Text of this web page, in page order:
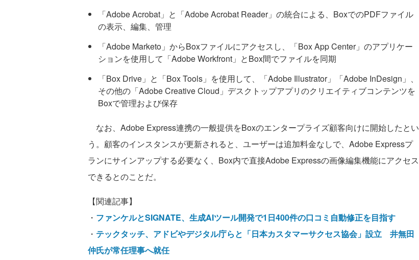
「Adobe Acrobat」と「Adobe Acrobat Reader」の統合による、BoxでのPDFファイル
の表示、編集、管理
「Adobe Marketo」からBoxファイルにアクセスし、「Box App Center」のアプリケー
ションを使用して「Adobe Workfront」とBox間でファイルを同期
「Box Drive」と「Box Tools」を使用して、「Adobe Illustrator」「Adobe InDesign」、
その他の「Adobe Creative Cloud」デスクトップアプリのクリエイティブコンテンツを
Boxで管理および保存
なお、Adobe Express連携の一般提供をBoxのエンタープライズ顧客向けに開始したとい
う。顧客のインスタンスが更新されると、ユーザーは追加料金なしで、Adobe Expressプ
ランにサインアップする必要なく、Box内で直接Adobe Expressの画像編集機能にアクセス
できるとのことだ。
【関連記事】
・ ファンケルとSIGNATE、生成AIツール開発で1日400件の口コミ自動修正を目指す
・ テックタッチ、アドビやデジタル庁らと「日本カスタマーサクセス協会」設立 井無田
仲氏が常任理事へ就任